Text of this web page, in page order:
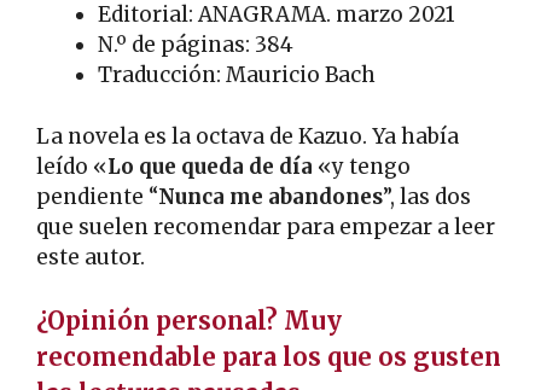
Editorial: ANAGRAMA. marzo 2021
N.º de páginas: 384
Traducción: Mauricio Bach
La novela es la octava de Kazuo. Ya había
leído «Lo que queda de día «y tengo
pendiente “Nunca me abandones”, las dos
que suelen recomendar para empezar a leer
este autor.
¿Opinión personal? Muy
recomendable para los que os gusten